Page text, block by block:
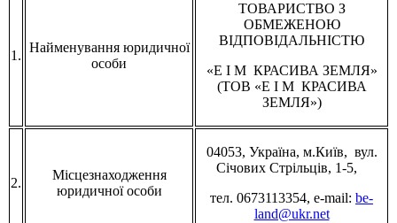
1.
Найменування юридичної
особи
ТОВАРИСТВО З
ОБМЕЖЕНОЮ
ВІДПОВІДАЛЬНІСТЮ
«Е I М КРАСИВА ЗЕМЛЯ»
(ТОВ «Е I М КРАСИВА
ЗЕМЛЯ»)
2.
Місцезнаходження
юридичної особи
04053, Україна, м.Київ, вул.
Січових Стрільців, 1-5,
тел. 0673113354, e-mail: be-
land@ukr.net